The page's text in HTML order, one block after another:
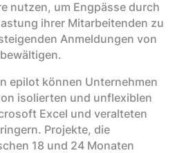
nutzen, um Engpässe durch
ihrer Mitarbeitenden zu
Anmeldungen von
epilot können Unternehmen
isolierten und unflexiblen
Excel und veralteten
Projekte, die
18 und 24 Monaten